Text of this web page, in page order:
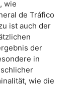
wie
de Tráfico
ist auch der
der
in
wie die